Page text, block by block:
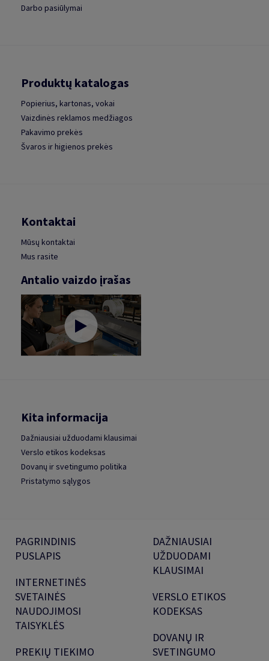
Darbo pasiūlymai
Produktų katalogas
Popierius, kartonas, vokai
Vaizdinės reklamos medžiagos
Pakavimo prekės
Švaros ir higienos prekės
Kontaktai
Mūsų kontaktai
Mus rasite
Antalio vaizdo įrašas
Kita informacija
Dažniausiai užduodami klausimai
Verslo etikos kodeksas
Dovanų ir svetingumo politika
Pristatymo sąlygos
PAGRINDINIS
PUSLAPIS
INTERNETINĖS
SVETAINĖS
NAUDOJIMOSI
TAISYKLĖS
PREKIŲ TIEKIMO
DAŽNIAUSIAI
UŽDUODAMI
KLAUSIMAI
VERSLO ETIKOS
KODEKSAS
DOVANŲ IR
SVETINGUMO